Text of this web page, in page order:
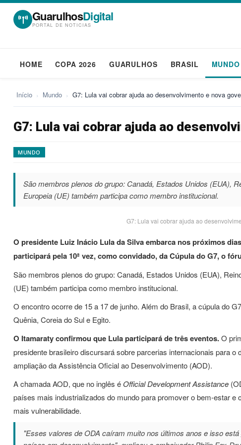
GuarulhosDigital
PORTAL DE NOTICIAS
HOME COPA 2026 GUARULHOS BRASIL MUNDO
Início › Mundo › G7: Lula vai cobrar ajuda ao desenvolvimento e nova
G7: Lula vai cobrar ajuda ao
MUNDO
São membros plenos do grupo: Canadá, Estados Unidos (EUA),
Europeia (UE) também participa como membro institucional.
G7: Lula vai cobrar ajuda ao
O presidente Luiz Inácio Lula da Silva embarca nos próximos
participará pela 10ª vez, como convidado, da Cúpula do G7, o
São membros plenos do grupo: Canadá, Estados Unidos (EUA),
(UE) também participa como membro institucional.
O encontro ocorre de 15 a 17 de junho. Além do Brasil, a cúpula do
Quênia, Coreia do Sul e Egito.
O Itamaraty confirmou que Lula participará de três eventos.O
presidente brasileiro discursará sobre parcerias internacionais para
ampliação da Assistência Oficial ao Desenvolvimento (AOD).
A chamada AOD, que no inglês é Official Development Assistance
países mais industrializados do mundo para promover o bem-estar
mais vulnerabilidade.
"Esses valores de ODA caíram muito nos últimos anos e isso